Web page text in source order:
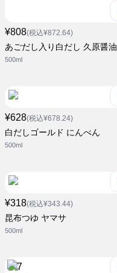
¥808(税込¥872.64)
あごだし入り白だし 久原醤油
500ml
¥628(税込¥678.24)
白だしゴールド にんべん
500ml
¥318(税込¥343.44)
昆布つゆ ヤマサ
500ml